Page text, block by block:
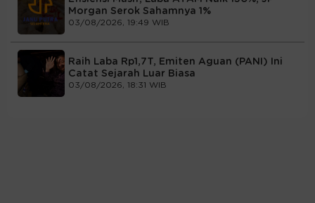
Morgan Serok Sahamnya 1%
03/08/2026, 19:49 WIB
Raih Laba Rp1,7T, Emiten Aguan (PANI) Ini
Catat Sejarah Luar Biasa
03/08/2026, 18:31 WIB